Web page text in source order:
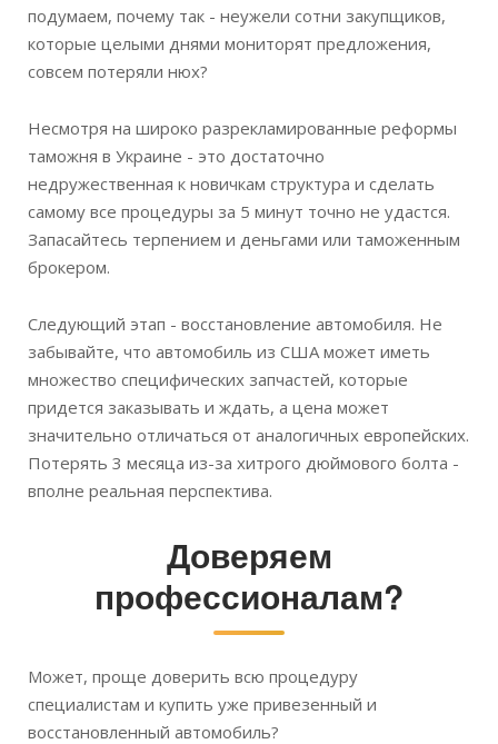
подумаем, почему так - неужели сотни закупщиков,
которые целыми днями мониторят предложения,
совсем потеряли нюх?
Несмотря на широко разрекламированные реформы
таможня в Украине - это достаточно
недружественная к новичкам структура и сделать
самому все процедуры за 5 минут точно не удастся.
Запасайтесь терпением и деньгами или таможенным
брокером.
Следующий этап - восстановление автомобиля. Не
забывайте, что автомобиль из США может иметь
множество специфических запчастей, которые
придется заказывать и ждать, а цена может
значительно отличаться от аналогичных европейских.
Потерять 3 месяца из-за хитрого дюймового болта -
вполне реальная перспектива.
Доверяем
профессионалам?
Может, проще доверить всю процедуру
специалистам и купить уже привезенный и
восстановленный автомобиль?